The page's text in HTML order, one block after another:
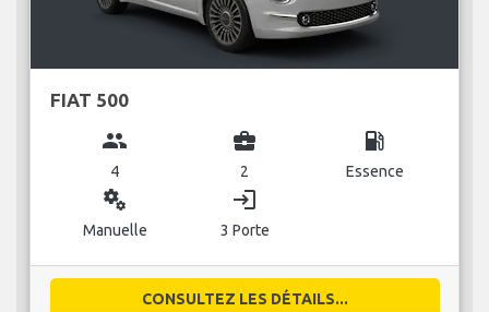
FIAT 500
group
4
business_center
2
local_gas_station
Essence
miscellaneous_services
Manuelle
login
3 Porte
CONSULTEZ LES DÉTAILS...